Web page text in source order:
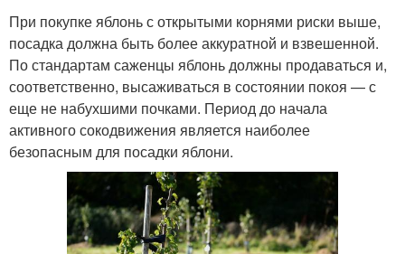
При покупке яблонь с открытыми корнями риски выше,
посадка должна быть более аккуратной и взвешенной.
По стандартам саженцы яблонь должны продаваться и,
соответственно, высаживаться в состоянии покоя — с
еще не набухшими почками. Период до начала
активного сокодвижения является наиболее
безопасным для посадки яблони.